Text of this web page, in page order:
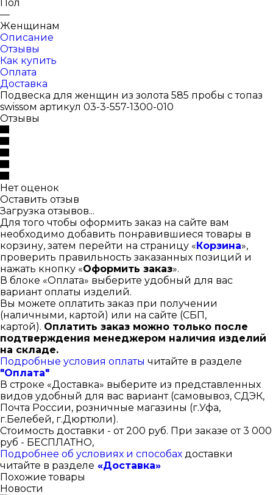
Пол
—
Женщинам
Описание
Отзывы
Как купить
Оплата
Доставка
Подвеска для женщин из золота 585 пробы с топаз
swissом артикул 03-3-557-1300-010
Отзывы
Нет оценок
Оставить отзыв
Загрузка отзывов...
Для того чтобы оформить заказ на сайте вам
необходимо добавить понравившиеся товары в
корзину, затем перейти на страницу «Корзина»,
проверить правильность заказанных позиций и
нажать кнопку «Оформить заказ».
В блоке «Оплата» выберите удобный для вас
вариант оплаты изделий.
Вы можете оплатить заказ при получении
(наличными, картой) или на сайте (СБП,
картой). Оплатить заказ можно только после
подтверждения менеджером наличия изделий
на складе.
Подробные условия оплаты читайте в разделе
"Оплата"
В строке «Доставка» выберите из представленных
видов удобный для вас вариант (самовывоз, СДЭК,
Почта России, розничные магазины (г.Уфа,
г.Белебей, г.Дюртюли).
Стоимость доставки - от 200 руб. При заказе от 3 000
руб - БЕСПЛАТНО,
Подробнее об условиях и способах доставки
читайте в разделе «Доставка»
Похожие товары
Новости